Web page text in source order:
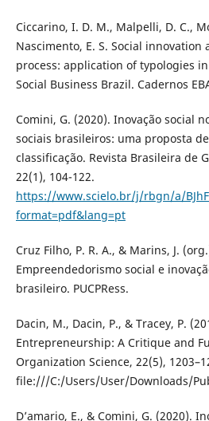
Ciccarino, I. D. M., Malpelli, D. C.,
Nascimento, E. S. Social
process: application of typologies
Social Business Brazil. Cadernos
Comini, G. (2020). Inovação social
sociais brasileiros: uma proposta
classificação. Revista Brasileira de
22(1), 104-122.
https://www.scielo.br/j/rbgn/a/
format=pdf&lang=pt
Cruz Filho, P. R. A., & Marins, J.
Empreendedorismo social e
brasileiro. PUCPRess.
Dacin, M., Dacin, P., & Tracey, P.
Entrepreneurship: A Critique and
Organization Science, 22(5),
file:///C:/Users/User/Downloads/
D’amario, E., & Comini, G. (2020).